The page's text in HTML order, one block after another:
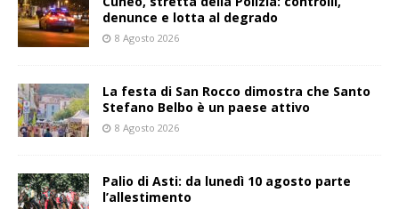
denunce e lotta al degrado
8 Agosto 2026
La festa di San Rocco dimostra che Santo
Stefano Belbo è un paese attivo
8 Agosto 2026
Palio di Asti: da lunedì 10 agosto parte
l’allestimento